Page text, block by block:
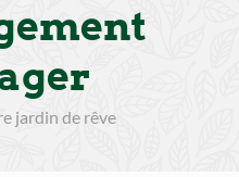
jardin de rêve